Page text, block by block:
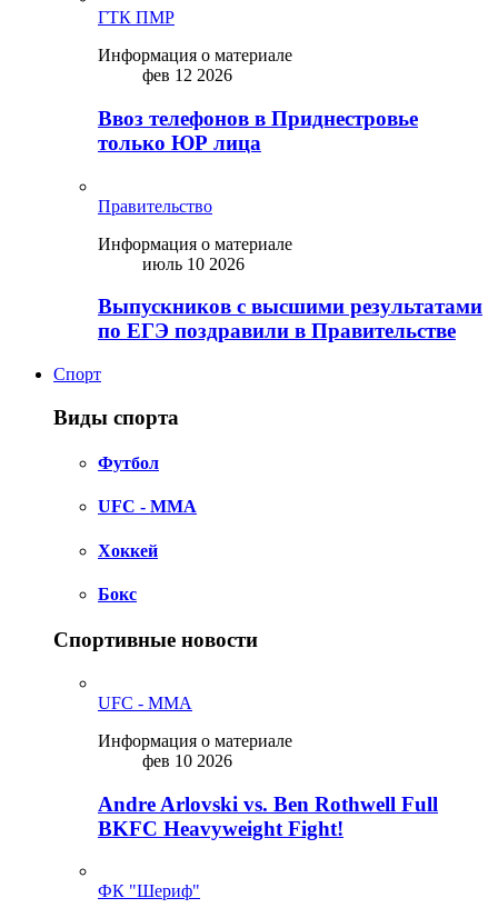
ГТК ПМР
Информация о материале
фев 12 2026
Ввоз телефонов в Приднестровье
только ЮР лица
Правительство
Информация о материале
июль 10 2026
Выпускников с высшими результатами
по ЕГЭ поздравили в Правительстве
Спорт
Виды спорта
Футбол
UFC - MMA
Хоккей
Бокс
Спортивные новости
UFC - MMA
Информация о материале
фев 10 2026
Andre Arlovski vs. Ben Rothwell Full
BKFC Heavyweight Fight!
ФК "Шериф"